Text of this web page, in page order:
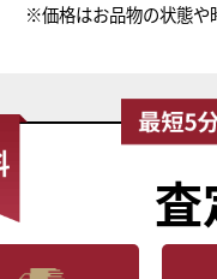
※価格はお品物の状態や